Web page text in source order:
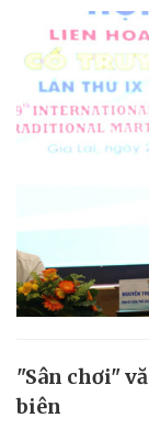
"Sân chơi"
biên